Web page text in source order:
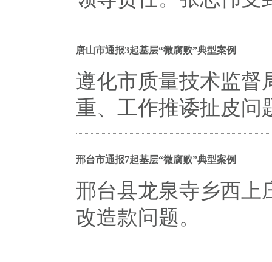
唐山市通报3起基层“微腐败”典型案例
遵化市质量技术监督
重、工作推诿扯皮问
邢台市通报7起基层“微腐败”典型案例
邢台县龙泉寺乡西上
改造款问题。